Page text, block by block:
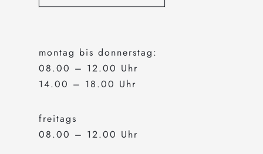
montag bis donnerstag:
08.00 – 12.00 Uhr
14.00 – 18.00 Uhr
freitags
08.00 – 12.00 Uhr